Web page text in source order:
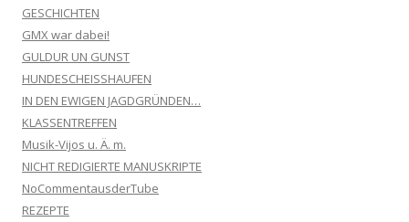
GESCHICHTEN
GMX war dabei!
GULDUR UN GUNST
HUNDESCHEISSHAUFEN
IN DEN EWIGEN JAGDGRÜNDEN…
KLASSENTREFFEN
Musik-Vijos u. Ä. m.
NICHT REDIGIERTE MANUSKRIPTE
NoCommentausderTube
REZEPTE